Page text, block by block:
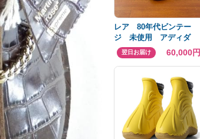
レア 80年代ビンテー
ジ 未使用 アディダ
ス ミュンヘン
27.0cm 482
翌日お届け 60,000円